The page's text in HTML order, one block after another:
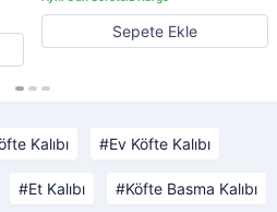
Sepete Ekle
Kalıbı Ev Köfte Kalıbı
Et Kalıbı Köfte Basma Kalıbı